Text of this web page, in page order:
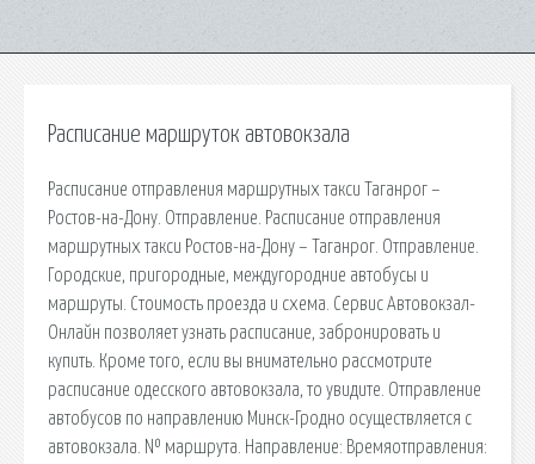
Расписание маршруток автовокзала
Расписание отправления маршрутных такси Таганрог –
Ростов-на-Дону. Отправление. Расписание отправления
маршрутных такси Ростов-на-Дону – Таганрог. Отправление.
Городские, пригородные, междугородние автобусы и
маршруты. Стоимость проезда и схема. Сервис Автовокзал-
Онлайн позволяет узнать расписание, забронировать и
купить. Кроме того, если вы внимательно рассмотрите
расписание одесского автовокзала, то увидите. Отправление
автобусов по направлению Минск-Гродно осуществляется с
автовокзала. № маршрута. Направление: Времяотправления: